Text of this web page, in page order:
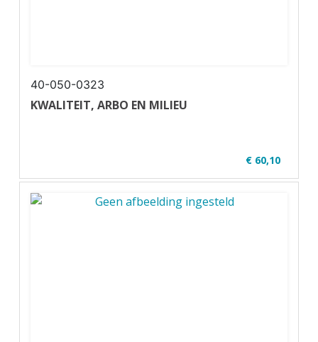
40-050-0323
KWALITEIT, ARBO EN MILIEU
€ 60,10
✔ Niveau MBO 2-4
✔ Full colour